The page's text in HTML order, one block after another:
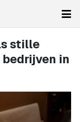
stille
in